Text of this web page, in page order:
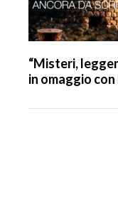
“Misteri,
in omaggio con